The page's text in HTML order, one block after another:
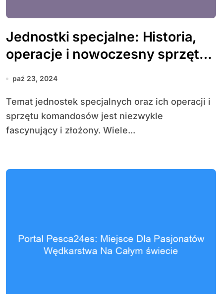
Jednostki specjalne: Historia,
operacje i nowoczesny sprzęt
komandosów
paź 23, 2024
Temat jednostek specjalnych oraz ich operacji i
sprzętu komandosów jest niezwykle
fascynujący i złożony. Wiele...